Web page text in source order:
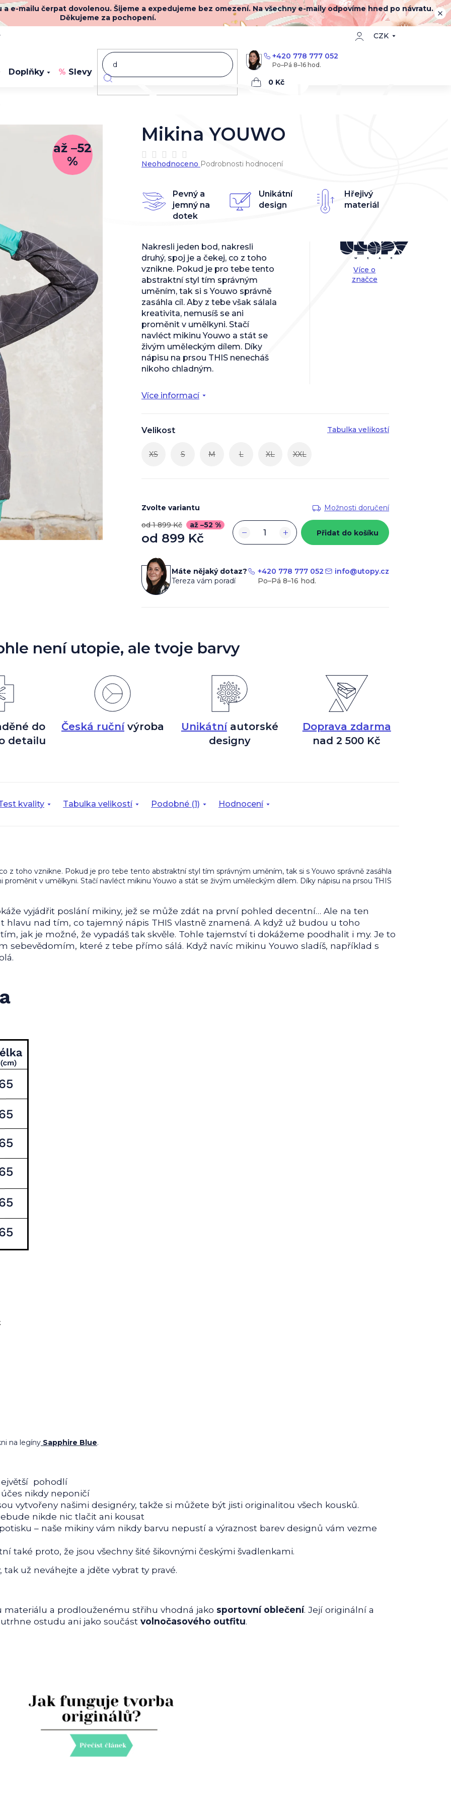
e-mailu čerpat dovolenou. Šijeme a expedujeme bez omezení. Na všechny e-maily odpovíme hned po návratu.
Děkujeme za pochopení.
CZK
+420 778 777 052
Nákupní
Doplňky Slevy Novinky
až –52
%
Velikost Tabulka velikostí
XS S M L XL XXL
Více informací
Nakresli jeden bod, nakresli
druhý, spoj je a čekej, co z toho
vznikne. Pokud je pro tebe tento
abstraktní styl tím správným
uměním, tak si s Youwo správně
zasáhla cíl. Aby z tebe však sálala
kreativita, nemusíš se ani
proměnit v umělkyni. Stačí
navléct mikinu Youwo a stát se
živým uměleckým dílem. Díky
nápisu na prsou THIS nenecháš
nikoho chladným.
Více o
značce
Pevný a
jemný na
dotek
Unikátní
design
Hřejivý
materiál
Zvolte variantu
Možnosti doručení
od 1 899 Kč
až –52 %
od 899 Kč
cena:
+
− Přidat do košíku
Mikina YOUWO
Průměrné
hodnocení
0,0
z
Neohodnoceno Podrobnosti hodnocení
Máte nějaký dotaz?
Tereza vám poradí
+420 778 777 052 info@utopy.cz
není utopie, ale tvoje barvy
do
detailu
Česká ručnívýroba Unikátníautorské
designy
Doprava zdarma
nad 2 500 Kč
kvality Tabulka velikostí Podobné (1) Hodnocení
z toho vznikne. Pokud je pro tebe tento abstraktní styl tím správným uměním, tak si s Youwo správně zasáhla
proměnit v umělkyni. Stačí navléct mikinu Youwo a stát se živým uměleckým dílem. Díky nápisu na prsou THIS
vyjádřit poslání mikiny, jež se může zdát na první pohled decentní… Ale na ten
nad tím, co tajemný nápis THIS vlastně znamená. A když už budou u toho
jak je možné, že vypadáš tak skvěle. Tohle tajemství ti dokážeme poodhalit i my. Je to
které z tebe přímo sálá. Když navíc mikinu Youwo sladíš, například s
na legíny Sapphire Blue.
pohodlí
nikdy neponičí
našimi designéry, takže si můžete být jisti originalitou všech kousků.
nikde nic tlačit ani kousat
– naše mikiny vám nikdy barvu nepustí a výraznost barev designů vám vezme
proto, že jsou všechny šité šikovnými českými švadlenkami.
, tak už neváhejte a jděte vybrat ty pravé.
a prodlouženému střihu vhodná jako sportovní oblečení. Její originální a
ostudu ani jako součást volnočasového outfitu.